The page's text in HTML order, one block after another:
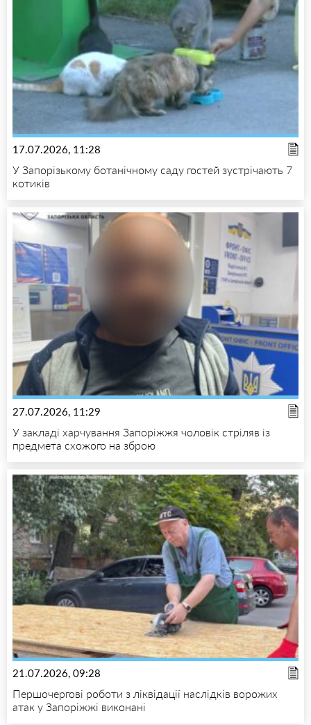
17.07.2026, 11:28
У Запорізькому ботанічному саду гостей зустрічають 7
котиків
27.07.2026, 11:29
У закладі харчування Запоріжжя чоловік стріляв із
предмета схожого на зброю
21.07.2026, 09:28
Першочергові роботи з ліквідації наслідків ворожих
атак у Запоріжжі виконані